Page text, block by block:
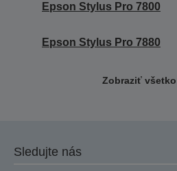
Epson Stylus Pro 7800
Epson Stylus Pro 7880
Zobraziť všetko
Sledujte nás